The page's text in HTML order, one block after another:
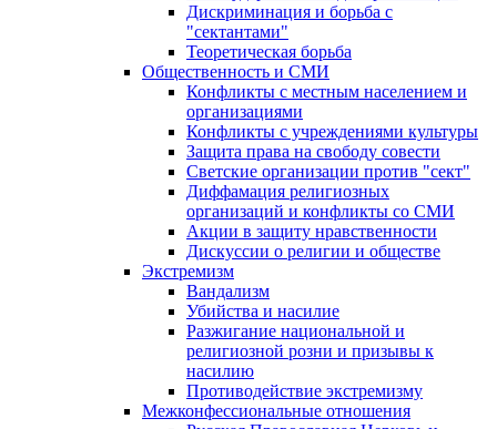
Дискриминация и борьба с
"сектантами"
Теоретическая борьба
Общественность и СМИ
Конфликты с местным населением и
организациями
Конфликты с учреждениями культуры
Защита права на свободу совести
Светские организации против "сект"
Диффамация религиозных
организаций и конфликты со СМИ
Акции в защиту нравственности
Дискуссии о религии и обществе
Экстремизм
Вандализм
Убийства и насилие
Разжигание национальной и
религиозной розни и призывы к
насилию
Противодействие экстремизму
Межконфессиональные отношения